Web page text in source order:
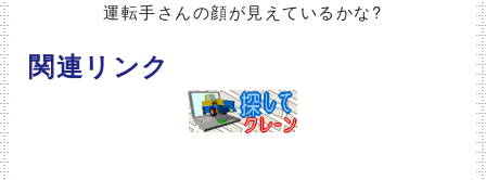
運転手さんの顔が見えているかな?
関連リンク